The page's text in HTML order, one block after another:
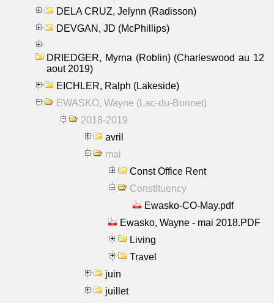
DELA CRUZ, Jelynn (Radisson)
DEVGAN, JD (McPhillips)
DRIEDGER, Myrna (Roblin) (Charleswood au 12
aout 2019)
EICHLER, Ralph (Lakeside)
EWASKO, Wayne (Lac-du-Bonnet)
2018-2019
avril
mai
Const Office Rent
Constituency
Ewasko-CO-May.pdf
Ewasko, Wayne - mai 2018.PDF
Living
Travel
juin
juillet